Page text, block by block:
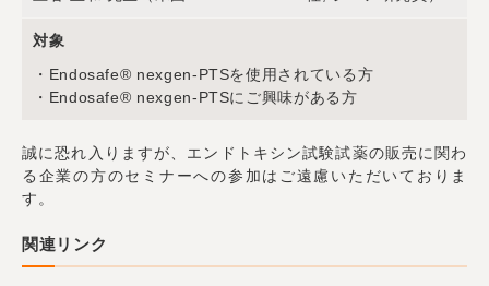
対象
・Endosafe® nexgen-PTSを使用されている方
・Endosafe® nexgen-PTSにご興味がある方
誠に恐れ入りますが、エンドトキシン試験試薬の販売に関わ
る企業の方のセミナーへの参加はご遠慮いただいておりま
す。
関連リンク